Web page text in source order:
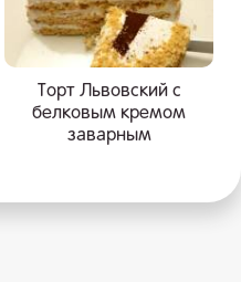
Торт Львовский с
белковым кремом
заварным